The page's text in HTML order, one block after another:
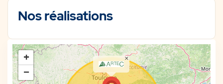
Nos réalisations
×
+
−